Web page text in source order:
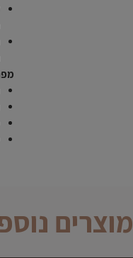
מוצרים